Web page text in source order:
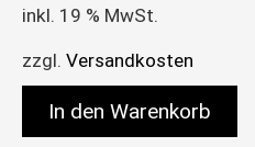
inkl. 19 % MwSt.
zzgl. Versandkosten
In den Warenkorb